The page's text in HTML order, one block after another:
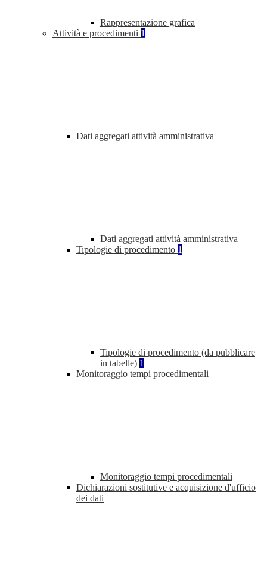
Rappresentazione grafica
Attività e procedimenti 1
Dati aggregati attività amministrativa
Dati aggregati attività amministrativa
Tipologie di procedimento 1
Tipologie di procedimento (da pubblicare
in tabelle) 1
Monitoraggio tempi procedimentali
Monitoraggio tempi procedimentali
Dichiarazioni sostitutive e acquisizione d'ufficio
dei dati